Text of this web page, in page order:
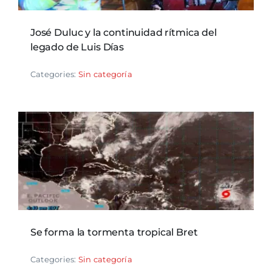
José Duluc y la continuidad rítmica del
legado de Luis Días
Categories: Sin categoría
Se forma la tormenta tropical Bret
Categories: Sin categoría